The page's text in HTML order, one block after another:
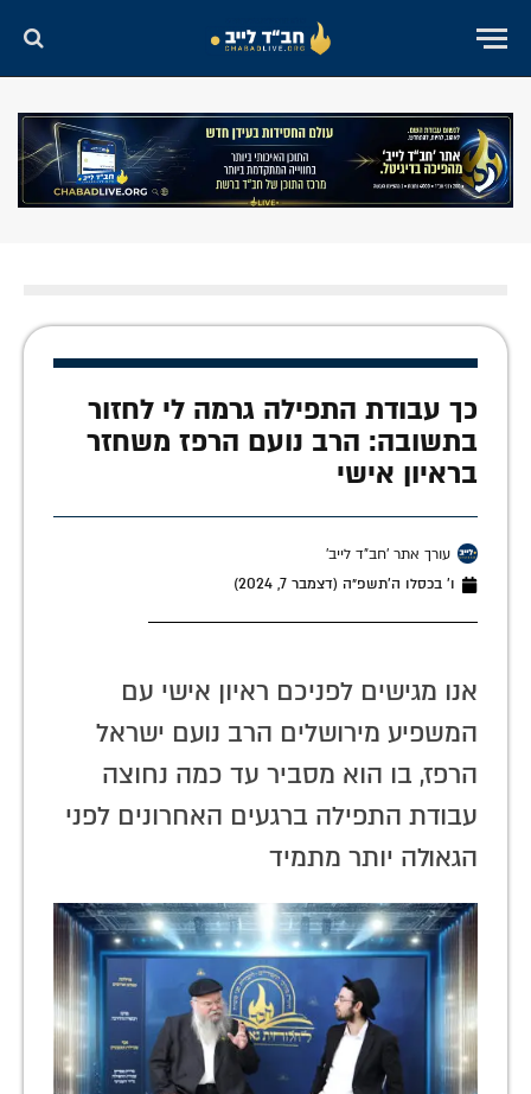
כך עבודת התפילה גרמה לי לחזור
בתשובה: הרב נועם הרפז משחזר
בראיון אישי
עורך אתר 'חב"ד לייב'
ו׳ בכסלו ה׳תשפ״ה (דצמבר 7, 2024)
אנו מגישים לפניכם ראיון אישי עם
המשפיע מירושלים הרב נועם ישראל
הרפז, בו הוא מסביר עד כמה נחוצה
עבודת התפילה ברגעים האחרונים לפני
הגאולה יותר מתמיד